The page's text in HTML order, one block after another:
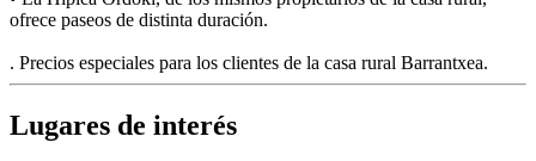
ofrece paseos de distinta duración.
. Precios especiales para los clientes de la casa rural Barrantxea.
Lugares de interés